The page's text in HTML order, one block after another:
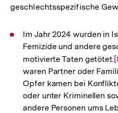
geschlechtsspezifische
Im Jahr 2024 wurden in
Femizide und andere
motivierte Taten getötet.
waren Partner oder
Opfer kamen bei
oder unter Kriminellen
andere Personen ums